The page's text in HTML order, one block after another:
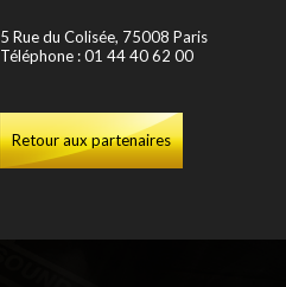
5 Rue du Colisée, 75008 Paris
Téléphone :01 44 40 62 00
Retour aux partenaires